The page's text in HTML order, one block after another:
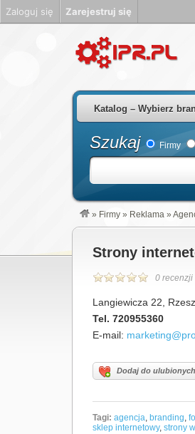
Katalog – Wybierz
Szukaj Firmy
» Firmy » Reklama »
Strony
0 recenzji
Langiewicza 22,
Tel. 720955360
E-mail:
Dodaj do ulubionych
Tagi: agencja, branding,
sklep internetowy, strony
Zaloguj się Zarejestruj się